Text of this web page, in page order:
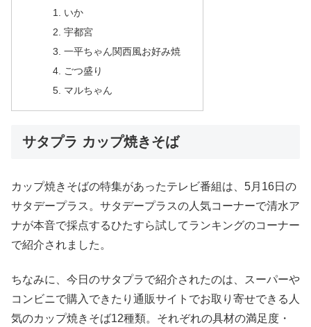
いか
宇都宮
一平ちゃん関西風お好み焼
ごつ盛り
マルちゃん
サタプラ カップ焼きそば
カップ焼きそばの特集があったテレビ番組は、5月16日の
サタデープラス。サタデープラスの人気コーナーで清水ア
ナが本音で採点するひたすら試してランキングのコーナー
で紹介されました。
ちなみに、今日のサタプラで紹介されたのは、スーパーや
コンビニで購入できたり通販サイトでお取り寄せできる人
気のカップ焼きそば12種類。それぞれの具材の満足度・